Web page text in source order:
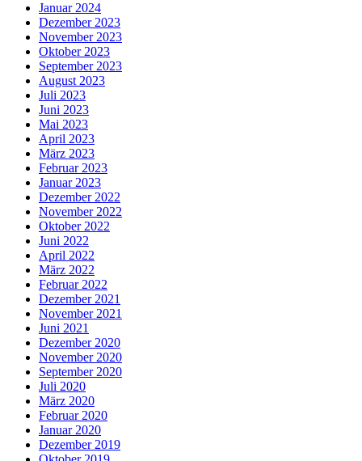
Januar 2024
Dezember 2023
November 2023
Oktober 2023
September 2023
August 2023
Juli 2023
Juni 2023
Mai 2023
April 2023
März 2023
Februar 2023
Januar 2023
Dezember 2022
November 2022
Oktober 2022
Juni 2022
April 2022
März 2022
Februar 2022
Dezember 2021
November 2021
Juni 2021
Dezember 2020
November 2020
September 2020
Juli 2020
März 2020
Februar 2020
Januar 2020
Dezember 2019